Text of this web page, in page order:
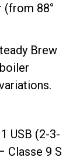
88°
Brew
USB (2-3-
Classe 9 S